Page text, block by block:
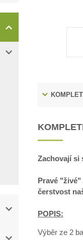
Zachovají si
Pravé
čerstvost
POPIS:
Výběr ze 2